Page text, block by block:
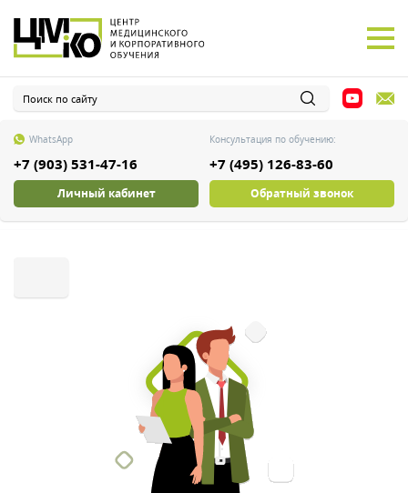
WhatsApp
+7 (903) 531-47-16
Консультация по обучению:
+7 (495) 126-83-60
Личный кабинет Обратный звонок